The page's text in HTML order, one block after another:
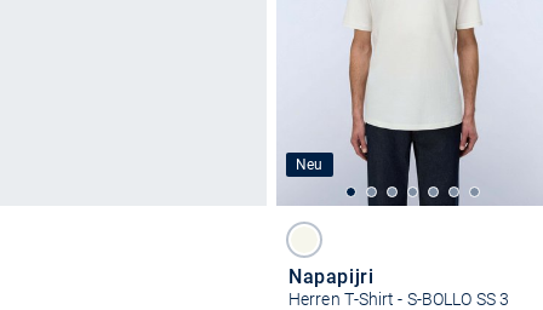
Neu
Napapijri
Herren T-Shirt - S-BOLLO SS 3